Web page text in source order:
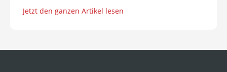
Jetzt den ganzen Artikel lesen